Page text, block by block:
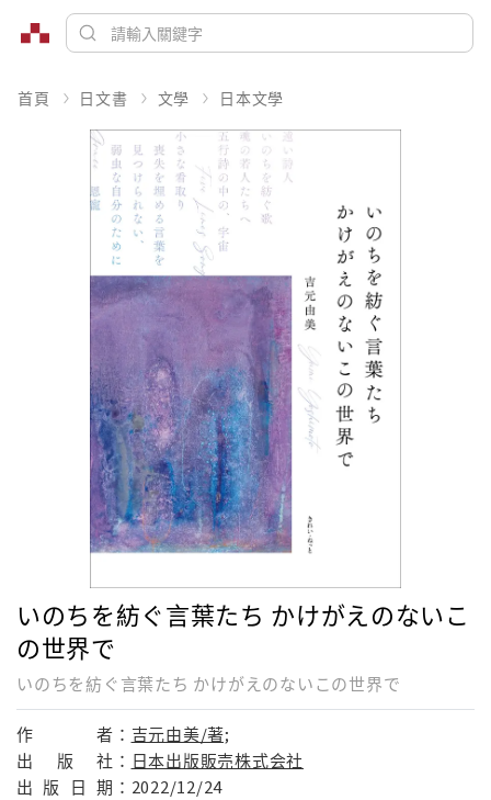
首頁 日文書 文學 日本文學
いのちを紡ぐ言葉たち かけがえのないこ
の世界で
いのちを紡ぐ言葉たち かけがえのないこの世界で
作 者： 吉元由美/著;
出
版 社： 日本出版販売株式会社
出 版 日 期： 2022/12/24